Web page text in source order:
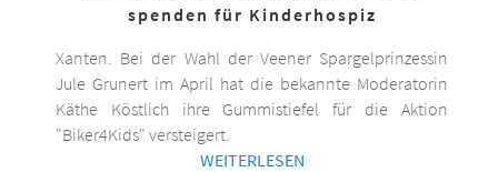
spenden für Kinderhospiz
Xanten. Bei der Wahl der Veener Spargelprinzessin
Jule Grunert im April hat die bekannte Moderatorin
Käthe Köstlich ihre Gummistiefel für die Aktion
"Biker4Kids" versteigert.
WEITERLESEN